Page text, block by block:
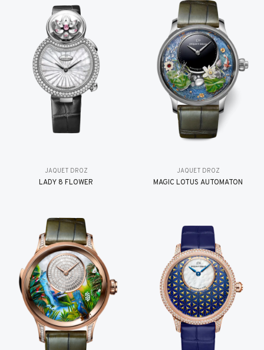
JAQUET DROZ
LADY 8 FLOWER
JAQUET DROZ
MAGIC LOTUS AUTOMATON